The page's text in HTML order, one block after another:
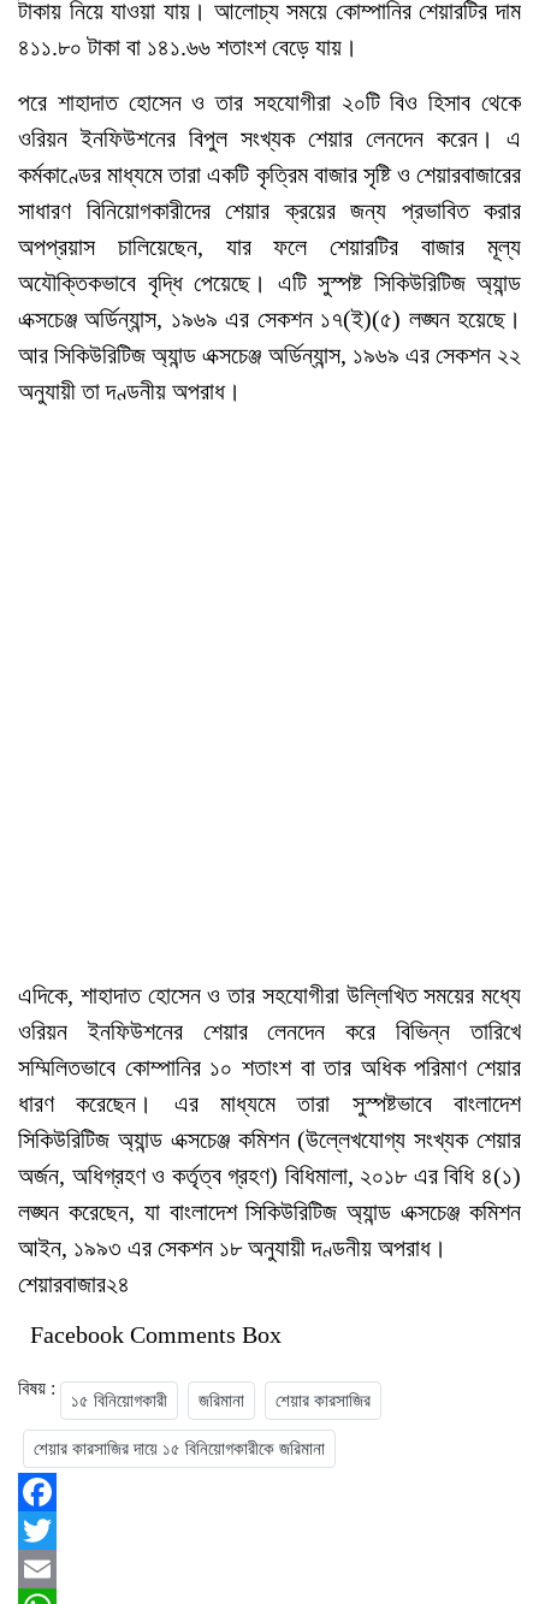
টাকায় নিয়ে যাওয়া যায়। আলোচ্য সময়ে কোম্পানির শেয়ারটির দাম
৪১১.৮০ টাকা বা ১৪১.৬৬ শতাংশ বেড়ে যায়।
পরে শাহাদাত হোসেন ও তার সহযোগীরা ২০টি বিও হিসাব থেকে
ওরিয়ন ইনফিউশনের বিপুল সংখ্যক শেয়ার লেনদেন করেন। এ
কর্মকাণ্ডের মাধ্যমে তারা একটি কৃত্রিম বাজার সৃষ্টি ও শেয়ারবাজারের
সাধারণ বিনিয়োগকারীদের শেয়ার ক্রয়ের জন্য প্রভাবিত করার
অপপ্রয়াস চালিয়েছেন, যার ফলে শেয়ারটির বাজার মূল্য
অযৌক্তিকভাবে বৃদ্ধি পেয়েছে। এটি সুস্পষ্ট সিকিউরিটিজ অ্যান্ড
এক্সচেঞ্জ অর্ডিন্যান্স, ১৯৬৯ এর সেকশন ১৭(ই)(৫) লঙ্ঘন হয়েছে।
আর সিকিউরিটিজ অ্যান্ড এক্সচেঞ্জ অর্ডিন্যান্স, ১৯৬৯ এর সেকশন ২২
অনুযায়ী তা দণ্ডনীয় অপরাধ।
এদিকে, শাহাদাত হোসেন ও তার সহযোগীরা উল্লিখিত সময়ের মধ্যে
ওরিয়ন ইনফিউশনের শেয়ার লেনদেন করে বিভিন্ন তারিখে
সম্মিলিতভাবে কোম্পানির ১০ শতাংশ বা তার অধিক পরিমাণ শেয়ার
ধারণ করেছেন। এর মাধ্যমে তারা সুস্পষ্টভাবে বাংলাদেশ
সিকিউরিটিজ অ্যান্ড এক্সচেঞ্জ কমিশন (উল্লেখযোগ্য সংখ্যক শেয়ার
অর্জন, অধিগ্রহণ ও কর্তৃত্ব গ্রহণ) বিধিমালা, ২০১৮ এর বিধি ৪(১)
লঙ্ঘন করেছেন, যা বাংলাদেশ সিকিউরিটিজ অ্যান্ড এক্সচেঞ্জ কমিশন
আইন, ১৯৯৩ এর সেকশন ১৮ অনুযায়ী দণ্ডনীয় অপরাধ।
শেয়ারবাজার২৪
Facebook Comments Box
বিষয় :
১৫ বিনিয়োগকারী জরিমানা শেয়ার কারসাজির
শেয়ার কারসাজির দায়ে ১৫ বিনিয়োগকারীকে জরিমানা
Facebook
Twitter